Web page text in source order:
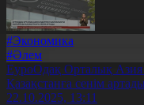
#Экономика
#Әлем
ЕуроОдақ Орталық Азия
Қазақстанға сенім артады
22.10.2025, 13:11